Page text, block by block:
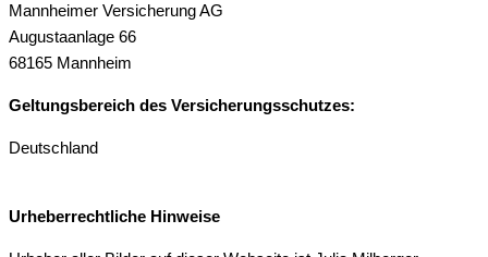
Mannheimer Versicherung AG
Augustaanlage 66
68165 Mannheim
Geltungsbereich des Versicherungsschutzes:
Deutschland
Urheberrechtliche Hinweise